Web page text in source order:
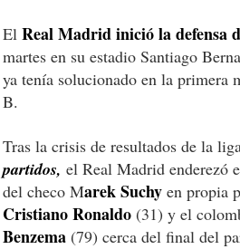
El Real Madrid inició la defensa
martes en su estadio Santiago
ya tenía solucionado en la primera
B.
Tras la crisis de resultados de la
partidos, el Real Madrid enderezó
del checo Marek Suchy en propia
Cristiano Ronaldo (31) y el
Benzema (79) cerca del final del